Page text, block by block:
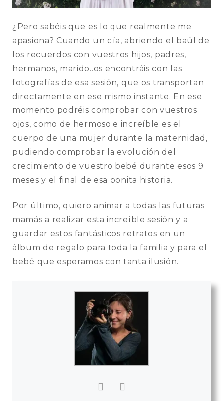
¿Pero sabéis que es lo que realmente me
apasiona? Cuando un día, abriendo el baúl de
los recuerdos con vuestros hijos, padres,
hermanos, marido..os encontráis con las
fotografías de esa sesión, que os transportan
directamente en ese mismo instante. En ese
momento podréis comprobar con vuestros
ojos, como de hermoso e increíble es el
cuerpo de una mujer durante la maternidad,
pudiendo comprobar la evolución del
crecimiento de vuestro bebé durante esos 9
meses y el final de esa bonita historia.
Por último, quiero animar a todas las futuras
mamás a realizar esta increíble sesión y a
guardar estos fantásticos retratos en un
álbum de regalo para toda la familia y para el
bebé que esperamos con tanta ilusión.